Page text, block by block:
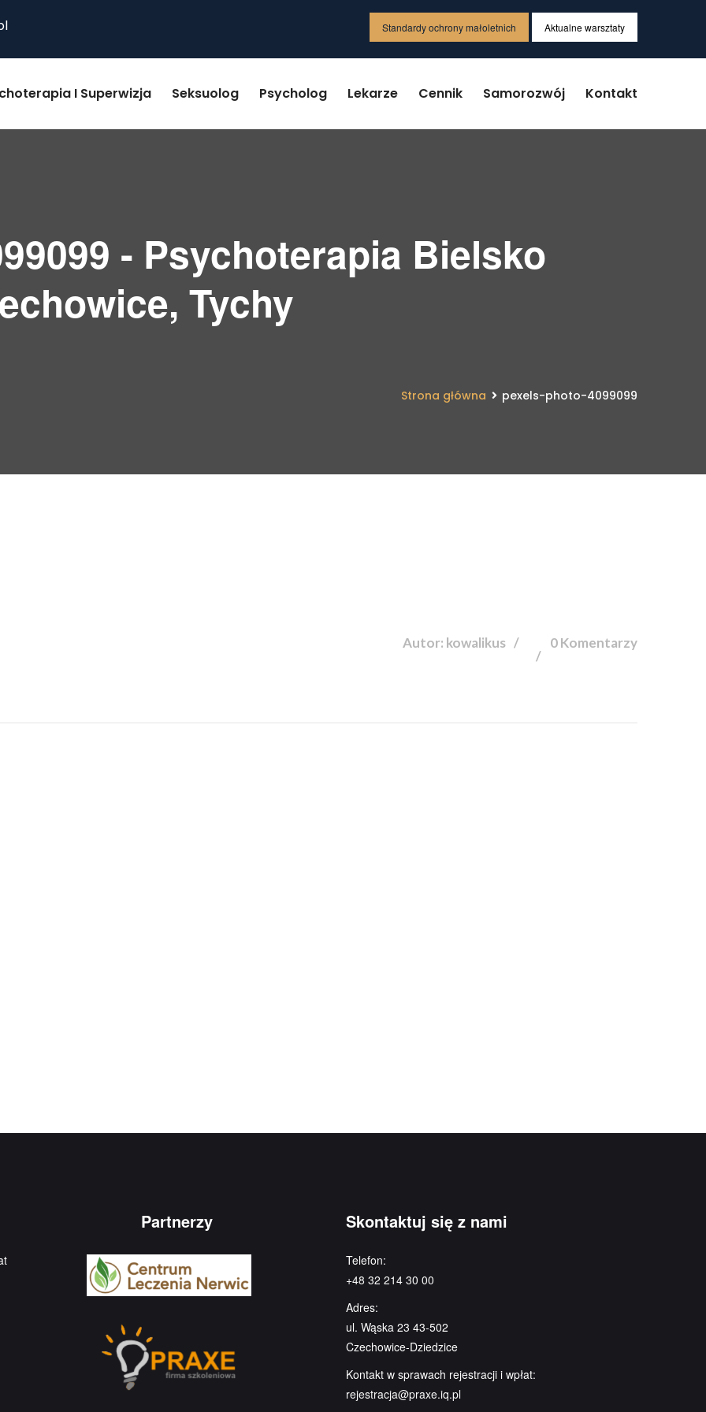
Standardy ochrony małoletnich Aktualne warsztaty
I Superwizja Seksuolog Psycholog Lekarze Cennik Samorozwój Kontakt
- Psychoterapia Bielsko
Tychy
Strona główna pexels-photo-4099099
Autor: kowalikus 0 Komentarzy
Partnerzy Skontaktuj się z nami
Telefon:
+48 32 214 30 00
Adres:
ul. Wąska 23 43-502
Czechowice-Dziedzice
Kontakt w sprawach rejestracji i wpłat:
rejestracja@praxe.iq.pl